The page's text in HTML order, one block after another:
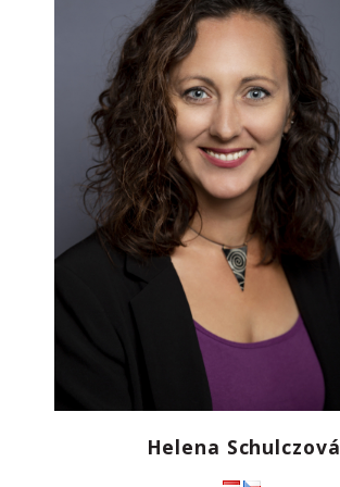
Helena Schulczová